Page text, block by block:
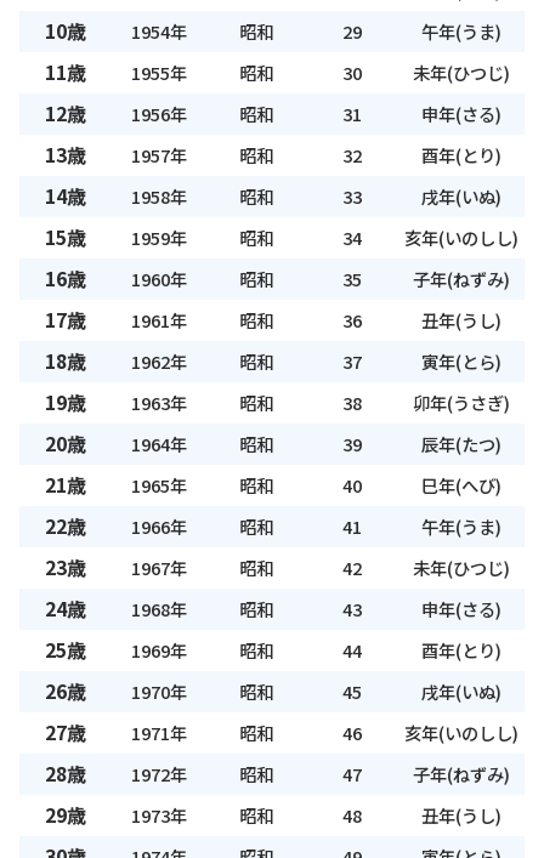
10歳 1954年 昭和 29 午年(うま)
11歳 1955年 昭和 30 未年(ひつじ)
12歳 1956年 昭和 31 申年(さる)
13歳 1957年 昭和 32 酉年(とり)
14歳 1958年 昭和 33 戌年(いぬ)
15歳 1959年 昭和 34 亥年(いのしし)
16歳 1960年 昭和 35 子年(ねずみ)
17歳 1961年 昭和 36 丑年(うし)
18歳 1962年 昭和 37 寅年(とら)
19歳 1963年 昭和 38 卯年(うさぎ)
20歳 1964年 昭和 39 辰年(たつ)
21歳 1965年 昭和 40 巳年(へび)
22歳 1966年 昭和 41 午年(うま)
23歳 1967年 昭和 42 未年(ひつじ)
24歳 1968年 昭和 43 申年(さる)
25歳 1969年 昭和 44 酉年(とり)
26歳 1970年 昭和 45 戌年(いぬ)
27歳 1971年 昭和 46 亥年(いのしし)
28歳 1972年 昭和 47 子年(ねずみ)
29歳 1973年 昭和 48 丑年(うし)